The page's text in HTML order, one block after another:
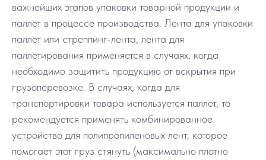
важнейших этапов упаковки товарной продукции и
паллет в процессе производства. Лента для упаковки
паллет или стреппинг-лента, лента для
паллетирования применяется в случаях, когда
необходимо защитить продукцию от вскрытия при
грузоперевозке. В случаях, когда для
транспортировки товара используется паллет, то
рекомендуется применять комбинированное
устройство для полипропиленовых лент, которое
помогает этот груз стянуть (максимально плотно